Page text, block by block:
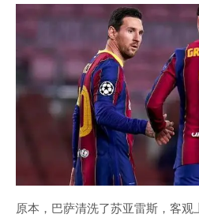
原本，巴萨清洗了苏亚雷斯，客